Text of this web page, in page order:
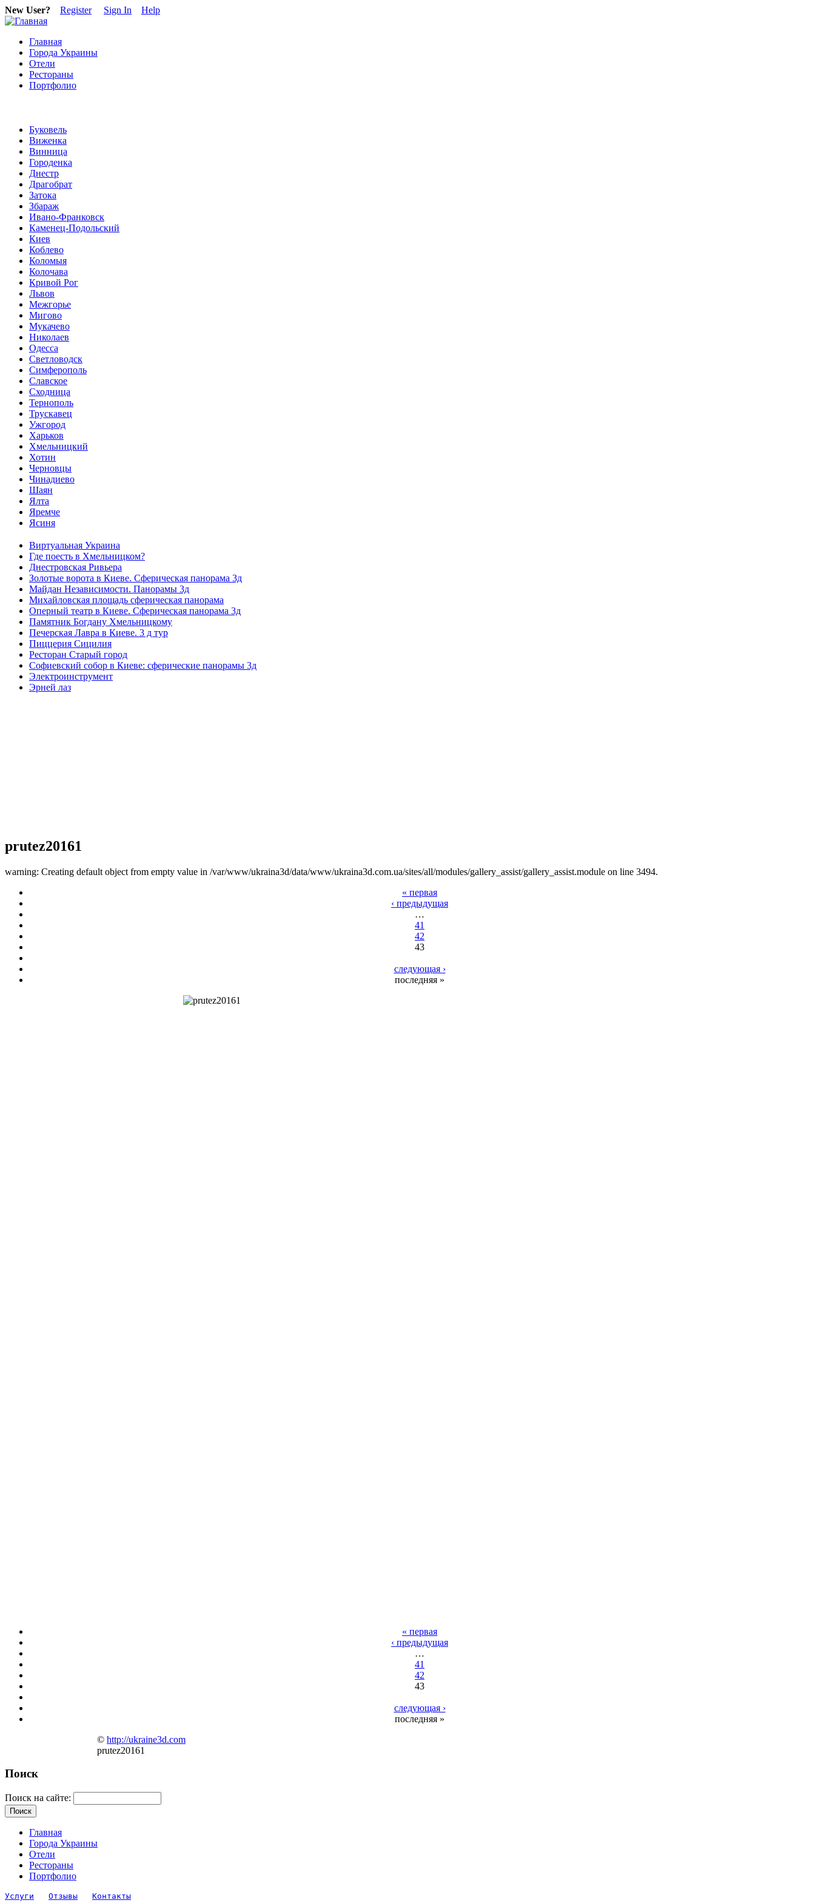
New User? Register Sign In Help
Главная
Города Украины
Отели
Рестораны
Портфолио
Буковель
Виженка
Винница
Городенка
Днестр
Драгобрат
Затока
Збараж
Ивано-Франковск
Каменец-Подольский
Киев
Коблево
Коломыя
Колочава
Кривой Рог
Львов
Межгорье
Мигово
Мукачево
Николаев
Одесса
Светловодск
Симферополь
Славское
Сходница
Тернополь
Трускавец
Ужгород
Харьков
Хмельницкий
Хотин
Черновцы
Чинадиево
Шаян
Ялта
Яремче
Ясиня
Виртуальная Украина
Где поесть в Хмельницком?
Днестровская Ривьера
Золотые ворота в Киеве. Сферическая панорама 3д
Майдан Независимости. Панорамы 3д
Михайловская площадь сферическая панорама
Оперный театр в Киеве. Сферическая панорама 3д
Памятник Богдану Хмельницкому
Печерская Лавра в Киеве. 3 д тур
Пиццерия Сицилия
Ресторан Старый город
Софиевский собор в Киеве: сферические панорамы 3д
Электроинструмент
Эрней лаз
prutez20161
warning: Creating default object from empty value in /var/www/ukraina3d/data/www/ukraina3d.com.ua/sites/all/modules/gallery_assist/gallery_assist.module on line 3494.
« первая
‹ предыдущая
…
41
42
43
следующая ›
последняя »
« первая
‹ предыдущая
…
41
42
43
следующая ›
последняя »
© http://ukraine3d.com
prutez20161
Поиск
Поиск на сайте:
Главная
Города Украины
Отели
Рестораны
Портфолио
Услуги Отзывы Контакты